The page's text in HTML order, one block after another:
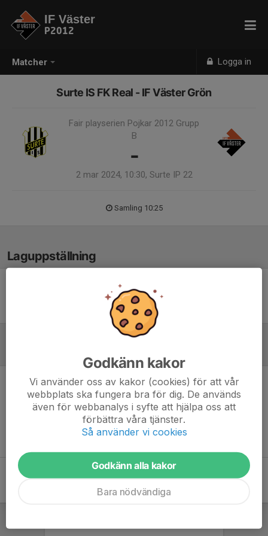
Matcher Logga in
IF Väster
P2012
Surte IS FK Real - IF Väster Grön
Fair playserien Pojkar 2012 Grupp
B
-
2 mar 2024, 10:30, Surte IP 22
Samling 10:25
Laguppställning
Ingen uppställning ifylld
Inget referat skrivet
Godkänn kakor
Vi använder oss av kakor (cookies) för att vår
webbplats ska fungera bra för dig. De används
även för webbanalys i syfte att hjälpa oss att
förbättra våra tjänster.
Så använder vi cookies
Godkänn alla kakor
Bara nödvändiga